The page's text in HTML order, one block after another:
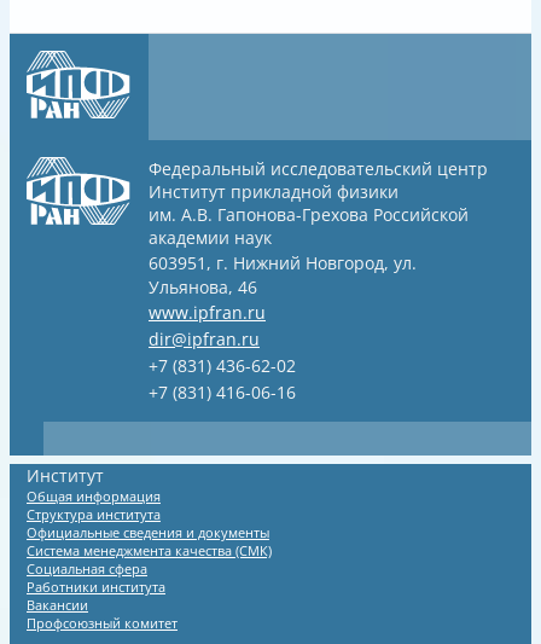
Федеральный исследовательский центр
Институт прикладной физики
им. А.В. Гапонова-Грехова Российской
академии наук
603951, г. Нижний Новгород, ул.
Ульянова, 46
www.ipfran.ru
dir@ipfran.ru
+7 (831) 436-62-02
+7 (831) 416-06-16
Институт
Общая информация
Структура института
Официальные сведения и документы
Система менеджмента качества (СМК)
Социальная сфера
Работники института
Вакансии
Профсоюзный комитет